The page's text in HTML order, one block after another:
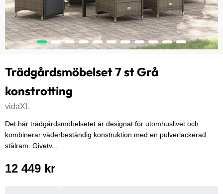
Trädgårdsmöbelset 7 st Grå
konstrotting
vidaXL
Det här trädgårdsmöbelsetet är designat för utomhuslivet och
kombinerar väderbeständig konstruktion med en pulverlackerad
stålram. Givetv...
12 449 kr